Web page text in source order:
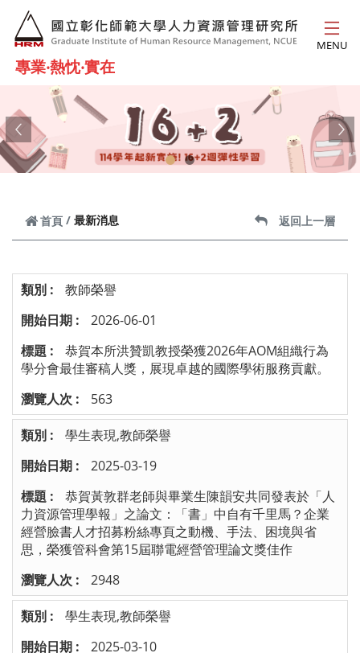
跳到主要內容
專業‧熱忱‧實在
MENU
Previous
首頁 最新消息 返回上一層
教師榮譽
2026-06-01
恭賀本所洪贊凱教授榮獲2026年AOM組織行為
學分會最佳審稿人獎，展現卓越的國際學術服務貢獻。
563
學生表現,教師榮譽
2025-03-19
恭賀黃敦群老師與畢業生陳韻安共同發表於「人
力資源管理學報」之論文：「書」中自有千里馬？企業
經營臉書人才招募粉絲專頁之動機、手法、困境與省
思，榮獲管科會第15屆聯電經營管理論文獎佳作
2948
學生表現,教師榮譽
2025-03-10